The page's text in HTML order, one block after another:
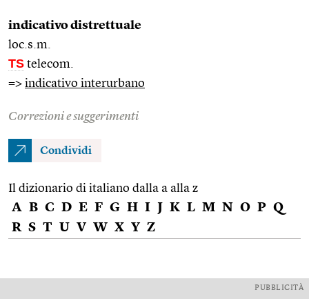
indicativo distrettuale
loc.s.m.
TS telecom.
=> indicativo interurbano
Correzioni e suggerimenti
Condividi
Il dizionario di italiano dalla a alla z
A B C D E F G H I J K L M N O P Q
R S T U V W X Y Z
PUBBLICITÀ